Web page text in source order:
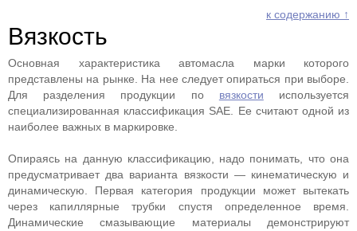
к содержанию ↑
Вязкость
Основная характеристика автомасла марки которого
представлены на рынке. На нее следует опираться при выборе.
Для разделения продукции по вязкости используется
специализированная классификация SAE. Ее считают одной из
наиболее важных в маркировке.
Опираясь на данную классификацию, надо понимать, что она
предусматривает два варианта вязкости — кинематическую и
динамическую. Первая категория продукции может вытекать
через капиллярные трубки спустя определенное время.
Динамические смазывающие материалы демонстрируют